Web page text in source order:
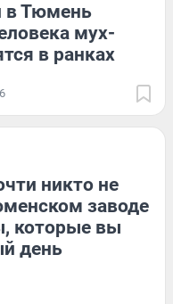
в Тюмень
мух-
в ранках
никто не
заводе
которые вы
день